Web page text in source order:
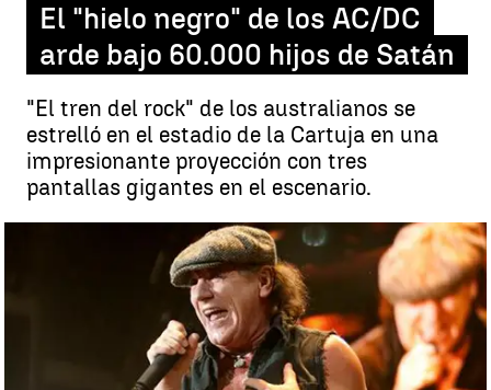
El "hielo negro" de los AC/DC
arde bajo 60.000 hijos de Satán
"El tren del rock" de los australianos se
estrelló en el estadio de la Cartuja en una
impresionante proyección con tres
pantallas gigantes en el escenario.